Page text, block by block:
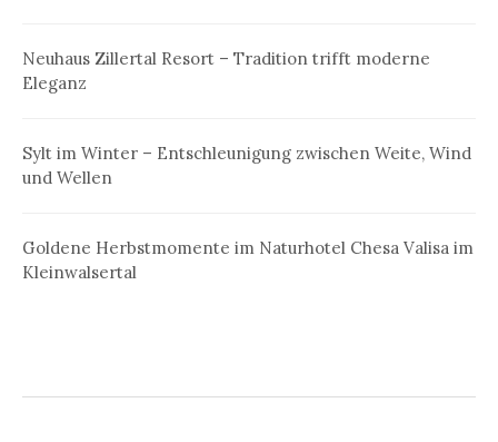
Neuhaus Zillertal Resort – Tradition trifft moderne
Eleganz
Sylt im Winter – Entschleunigung zwischen Weite, Wind
und Wellen
Goldene Herbstmomente im Naturhotel Chesa Valisa im
Kleinwalsertal